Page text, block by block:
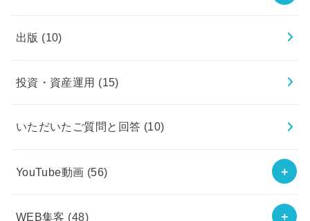
出版 (10)
投資・資産運用 (15)
いただいたご質問と回答 (10)
YouTube動画 (56)
WEB集客 (48)